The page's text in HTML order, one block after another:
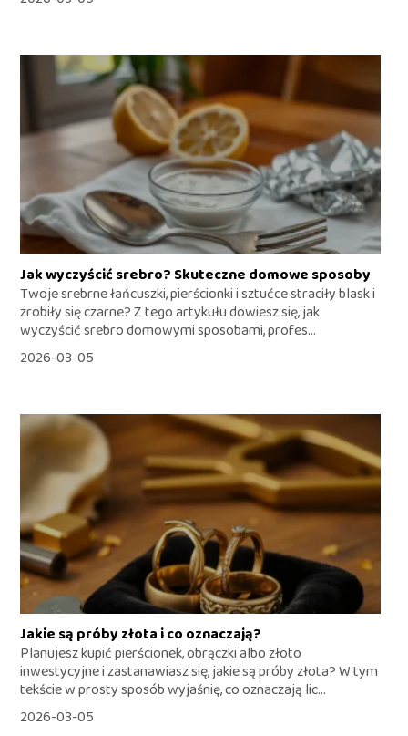
Jak wyczyścić srebro? Skuteczne domowe sposoby
Twoje srebrne łańcuszki, pierścionki i sztućce straciły blask i
zrobiły się czarne? Z tego artykułu dowiesz się, jak
wyczyścić srebro domowymi sposobami, profes...
2026-03-05
Jakie są próby złota i co oznaczają?
Planujesz kupić pierścionek, obrączki albo złoto
inwestycyjne i zastanawiasz się, jakie są próby złota? W tym
tekście w prosty sposób wyjaśnię, co oznaczają lic...
2026-03-05